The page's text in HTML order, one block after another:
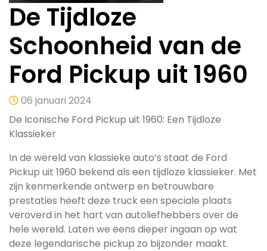
De Tijdloze
Schoonheid van de
Ford Pickup uit 1960
06 januari 2024
De Iconische Ford Pickup uit 1960: Een Tijdloze
Klassieker
In de wereld van klassieke auto’s staat de Ford
Pickup uit 1960 bekend als een tijdloze klassieker. Met
zijn kenmerkende ontwerp en betrouwbare
prestaties heeft deze truck een speciale plaats
veroverd in het hart van autoliefhebbers over de
hele wereld. Laten we eens dieper ingaan op wat
deze legendarische pickup zo bijzonder maakt.